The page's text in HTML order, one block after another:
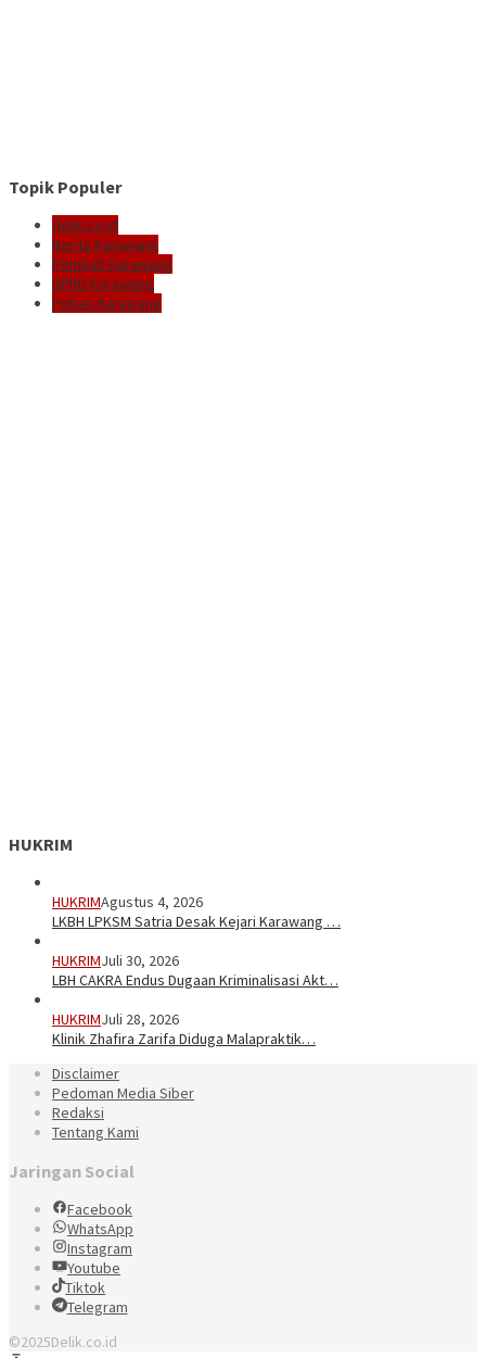
Topik Populer
delik.co.id
Berita Karawang
Pemkab Karawang
DPRD Karawang
Polres Karawang
HUKRIM
HUKRIMAgustus 4, 2026
LKBH LPKSM Satria Desak Kejari Karawang …
HUKRIMJuli 30, 2026
LBH CAKRA Endus Dugaan Kriminalisasi Akt…
HUKRIMJuli 28, 2026
Klinik Zhafira Zarifa Diduga Malapraktik…
Disclaimer
Pedoman Media Siber
Redaksi
Tentang Kami
Jaringan Social
Facebook
WhatsApp
Instagram
Youtube
Tiktok
Telegram
©2025Delik.co.id